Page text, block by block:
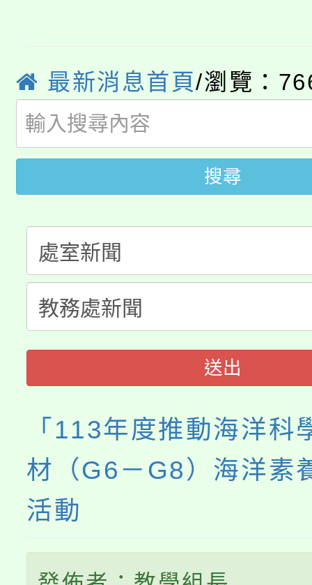
生本土語及新住民語歌
公告本校115學年度第
代理(課)教師甄選結果(
公告本校115學年度第
代理(課)教師甄選結果(
轉知中國文化大學推廣
《TA101》溝通分析基
程，歡迎學生輔導中心
心理、諮商輔導、社會
系所師生報名參加。
轉知苗栗縣政府辦理
縣市「校園短影音徵選
門員」簡章及活動海報
踴躍報名參加。
要點
「桃園市補助參觀特色
展演活動實施計畫」
115年度「教育部表揚
義教育推展貢獻獎」
最新消息首頁/瀏覽：
搜尋
送出
「113年度推動海洋科
材（G6－G8）海洋素
活動